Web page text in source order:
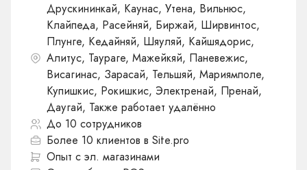
Друскининкай, Каунас, Утена, Вильнюс,
Клайпеда, Расейняй, Биржай, Ширвинтос,
Плунге, Кедайняй, Шяуляй, Кайшядорис,
Алитус, Таураге, Мажейкяй, Паневежис,
Висагинас, Зарасай, Тельшяй, Мариямполе,
Купишкис, Рокишкис, Электренай, Пренай,
Даугай, Также работает удалённо
До 10 сотрудников
Более 10 клиентов в Site.pro
Опыт с эл. магазинами